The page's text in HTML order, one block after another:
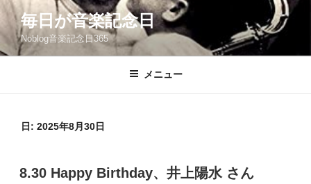
コ
テ
ン
毎日が音楽記念日
Noblog音楽記念日365
メニュー
日: 2025年8月30日
投
稿
8.30 Happy Birthday、井上陽水 さん